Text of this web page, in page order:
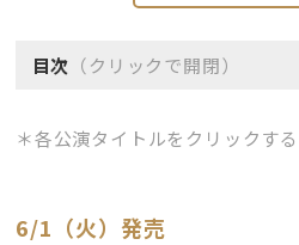
目次 （クリックで開閉）
＊各公演タイトルをクリックす
6/1（火）発売